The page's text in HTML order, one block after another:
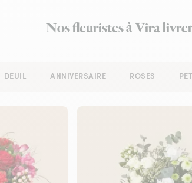
Nos fleuristes à Vira
DEUIL ANNIVERSAIRE ROSES